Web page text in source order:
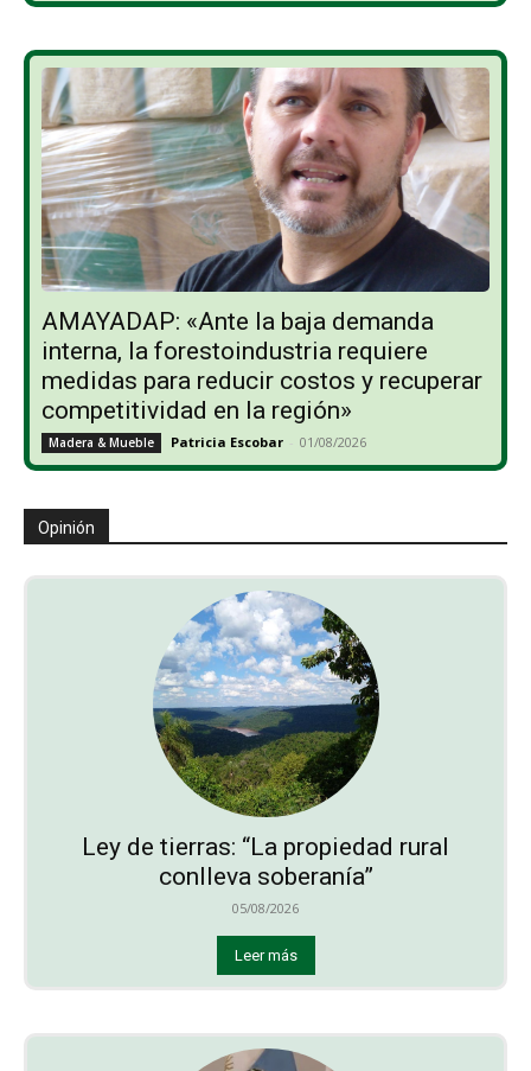
AMAYADAP: «Ante la baja demanda
interna, la forestoindustria requiere
medidas para reducir costos y recuperar
competitividad en la región»
Madera & Mueble Patricia Escobar - 01/08/2026
Opinión
Ley de tierras: “La propiedad rural
conlleva soberanía”
05/08/2026
Leer más